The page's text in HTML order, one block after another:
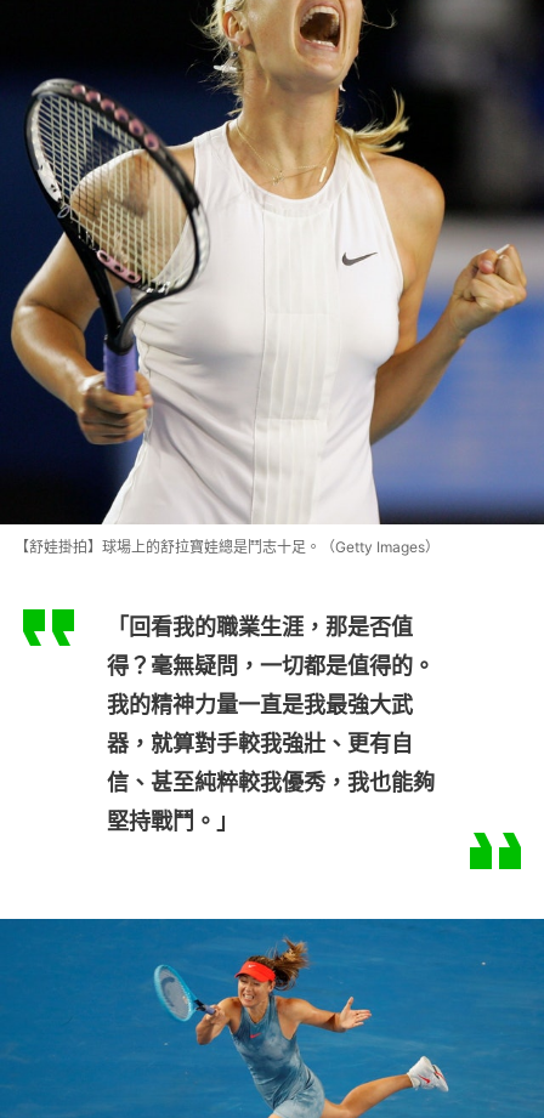
【舒娃掛拍】球場上的舒拉寶娃總是鬥志十足。（Getty Images）
「回看我的職業生涯，那是否值
得？毫無疑問，一切都是值得的。
我的精神力量一直是我最強大武
器，就算對手較我強壯、更有自
信、甚至純粹較我優秀，我也能夠
堅持戰鬥。」